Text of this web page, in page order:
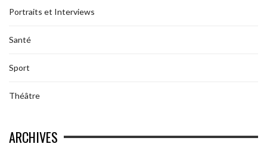
Portraits et Interviews
Santé
Sport
Théâtre
ARCHIVES